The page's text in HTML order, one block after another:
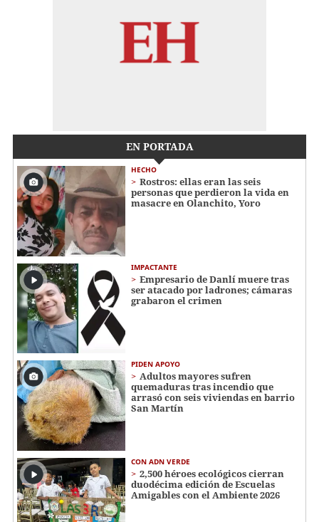
EN PORTADA
HECHO
Rostros: ellas eran las seis
personas que perdieron la vida en
masacre en Olanchito, Yoro
IMPACTANTE
Empresario de Danlí muere tras
ser atacado por ladrones; cámaras
grabaron el crimen
PIDEN APOYO
Adultos mayores sufren
quemaduras tras incendio que
arrasó con seis viviendas en barrio
San Martín
CON ADN VERDE
2,500 héroes ecológicos cierran
duodécima edición de Escuelas
Amigables con el Ambiente 2026